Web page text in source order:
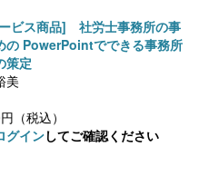
ビス商品] 社労士事務所の事
の PowerPointでできる事務所
策定
美
（税込）
グインしてご確認ください